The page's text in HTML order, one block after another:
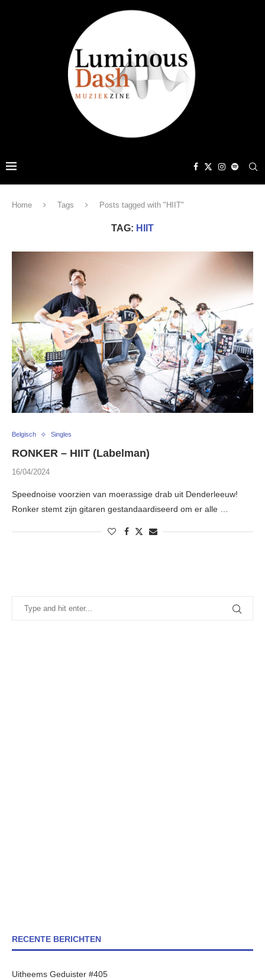
Home Tags Posts tagged with "HIIT"
TAG: HIIT
Belgisch Singles
RONKER – HIIT (Labelman)
16/04/2024
Speednoise voorzien van moerassige drab uit Denderleeuw!
Ronker stemt zijn gitaren gestandaardiseerd om er alle …
RECENTE BERICHTEN
Uitheems Geduister #405